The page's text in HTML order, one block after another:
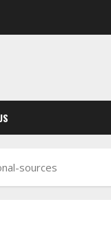
sources